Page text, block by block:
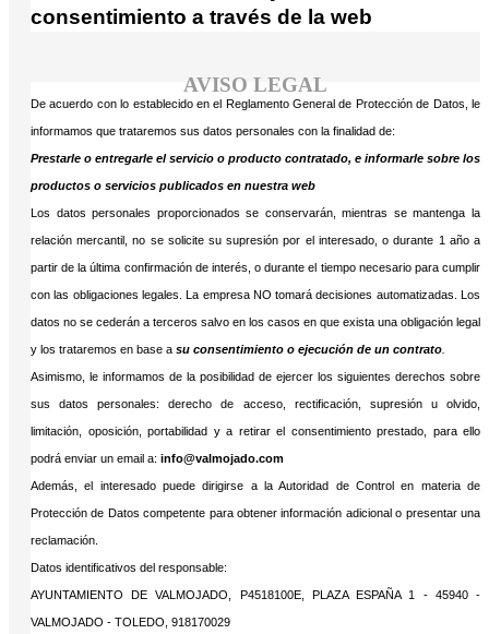
consentimiento a través de la web
AVISO LEGAL
De acuerdo con lo establecido en el Reglamento General de Protección de Datos, le
informamos que trataremos sus datos personales con la finalidad de:
Prestarle o entregarle el servicio o producto contratado, e informarle sobre los
productos o servicios publicados en nuestra web
Los datos personales proporcionados se conservarán, mientras se mantenga la
relación mercantil, no se solicite su supresión por el interesado, o durante 1 año a
partir de la última confirmación de interés, o durante el tiempo necesario para cumplir
con las obligaciones legales. La empresa NO tomará decisiones automatizadas. Los
datos no se cederán a terceros salvo en los casos en que exista una obligación legal
y los trataremos en base a su consentimiento o ejecución de un contrato
Asimismo, le informamos de la posibilidad de ejercer los siguientes derechos sobre
sus datos personales: derecho de acceso, rectificación, supresión u olvido,
limitación, oposición, portabilidad y a retirar el consentimiento prestado, para ello
podrá enviar un email a: info@valmojado.com
Además, el interesado puede dirigirse a la Autoridad de Control en materia de
Protección de Datos competente para obtener información adicional o presentar una
reclamación.
Datos identificativos del responsable:
AYUNTAMIENTO DE VALMOJADO, P4518100E, PLAZA ESPAÑA 1 - 45940 -
VALMOJADO - TOLEDO, 918170029